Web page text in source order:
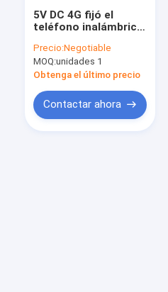
del G/M
5V DC 4G fijó el
teléfono inalámbrico,
horizonte 4G con los
apuroses Bluetooth
de WIFI
Precio:Negotiable
MOQ:unidades 1
Obtenga el último precio
Contactar ahora